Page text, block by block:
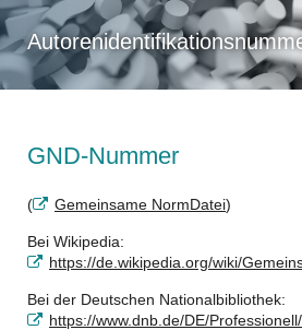
GND-Nummer
( Gemeinsame NormDatei)
Bei Wikipedia:
https://de.wikipedia.org/wiki/
Bei der Deutschen Nationalbibliothek:
https://www.dnb.de/DE/